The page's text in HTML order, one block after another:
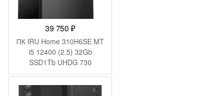
39 750₽
ПК IRU Home 310H6SE MT
i5 12400 (2.5) 32Gb
SSD1Tb UHDG 730
FreeDOS GbitEth 400W
черный (2081073)